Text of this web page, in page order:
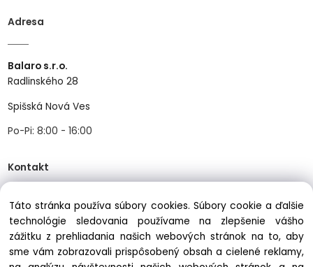
Adresa
Balaro s.r.o.
Radlinského 28
Spišská Nová Ves
Po-Pi: 8:00 - 16:00
Kontakt
Tel:+421534466489
Mail:info@balastav.sk
Táto stránka používa súbory cookies. Súbory cookie a ďalšie
technológie sledovania používame na zlepšenie vášho
zážitku z prehliadania našich webových stránok na to, aby
sme vám zobrazovali prispôsobený obsah a cielené reklamy,